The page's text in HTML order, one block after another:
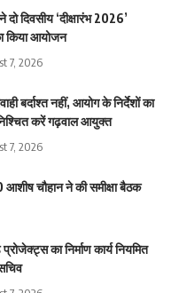
दो दिवसीय ‘दीक्षारंभ 2026’
किया आयोजन
7, 2026
बर्दाश्त नहीं, आयोग के निर्देशों का
करें गढ़वाल आयुक्त
7, 2026
आशीष चौहान ने की समीक्षा बैठक
का निर्माण कार्य नियमित